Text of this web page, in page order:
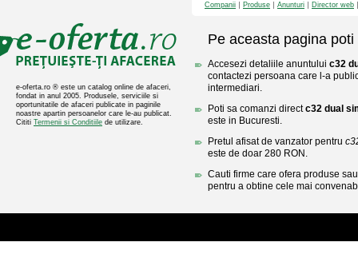
e-oferta.ro ® este un catalog online de afaceri,
fondat in anul 2005. Produsele, serviciile si
oportunitatile de afaceri publicate in paginile
noastre apartin persoanelor care le-au publicat.
Cititi Termenii si Conditiile de utilizare.
Companii Produse Anunturi Director web
Pe aceasta pagina poti
Accesezi detaliile anuntului c32
contactezi persoana care l-a
intermediari.
Poti sa comanzi directc32 dual
este in Bucuresti.
Pretul afisat de vanzator pentru
este de doar 280 RON.
Cauti firme care ofera produse
pentru a obtine cele mai